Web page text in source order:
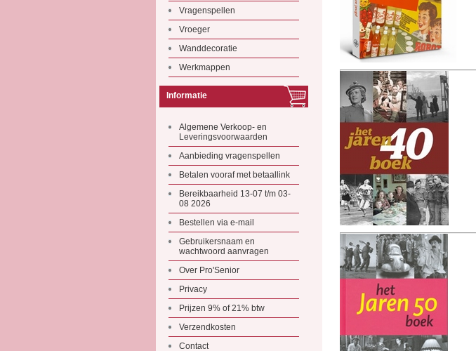
Vragenspellen
Vroeger
Wanddecoratie
Werkmappen
Informatie
Algemene Verkoop- en
Leveringsvoorwaarden
Aanbieding vragenspellen
Betalen vooraf met betaallink
Bereikbaarheid 13-07 t/m 03-
08 2026
Bestellen via e-mail
Gebruikersnaam en
wachtwoord aanvragen
Over Pro'Senior
Privacy
Prijzen 9% of 21% btw
Verzendkosten
Contact